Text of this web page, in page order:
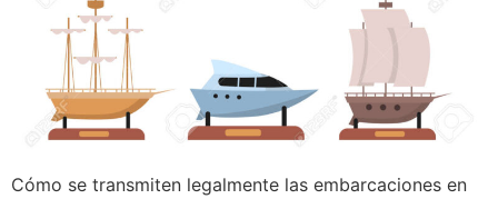
Cómo se transmiten legalmente las embarcaciones en